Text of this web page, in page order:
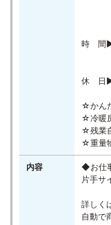
立命
エイ
時 間
（休
休 日▶
☆かん
☆冷暖
☆残業
☆重量
内容
◆お仕
片手サ
詳しく
自動で